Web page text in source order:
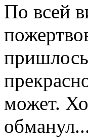
По всей
может.